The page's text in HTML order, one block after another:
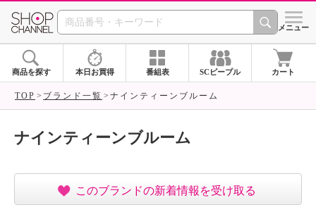
SHOP CHANNEL ショッ
メニュー
商品を探す 本日お買得 番組表 SCピープル カート
TOP ブランド一覧 ナインティーンブルーム
ナインティーンブルーム
このブランドの新着情報を受け取る